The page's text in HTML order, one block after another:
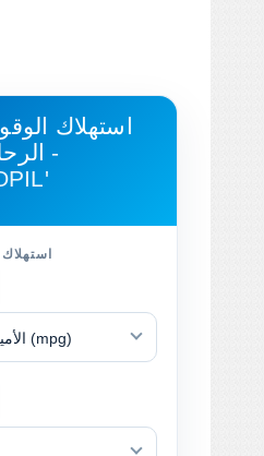
استهلاك
الأميال في الجالون (mpg)